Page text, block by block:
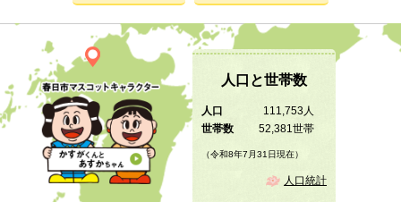
人口と世帯数
人口
111,753人
世帯数
52,381世帯
（令和8年7月31日現在）
人口統計